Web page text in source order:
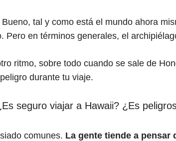
Bueno, tal y como está el mundo ahora
Pero en términos generales, el
ritmo, sobre todo cuando se sale de
durante tu viaje.
seguro viajar a Hawaii? ¿Es
comunes. La gente tiende a pensar